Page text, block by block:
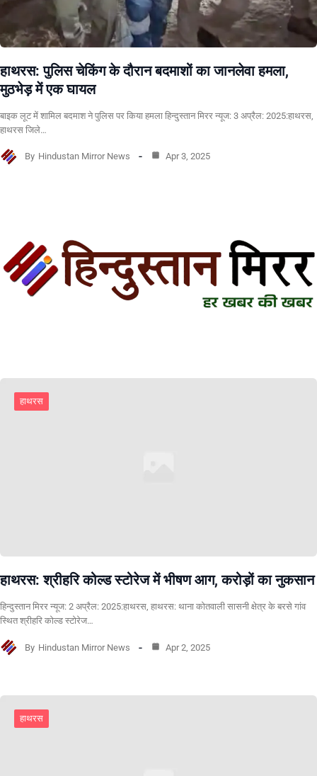
हाथरस: पुलिस चेकिंग के दौरान बदमाशों का जानलेवा हमला,
मुठभेड़ में एक घायल
बाइक लूट में शामिल बदमाश ने पुलिस पर किया हमला हिन्दुस्तान मिरर न्यूज: 3 अप्रैल: 2025:हाथरस,
हाथरस जिले…
By Hindustan Mirror News Apr 3, 2025
हाथरस
हाथरस: श्रीहरि कोल्ड स्टोरेज में भीषण आग, करोड़ों का नुकसान
हिन्दुस्तान मिरर न्यूज: 2 अप्रैल: 2025:हाथरस, हाथरस: थाना कोतवाली सासनी क्षेत्र के बरसे गांव
स्थित श्रीहरि कोल्ड स्टोरेज…
By Hindustan Mirror News Apr 2, 2025
हाथरस